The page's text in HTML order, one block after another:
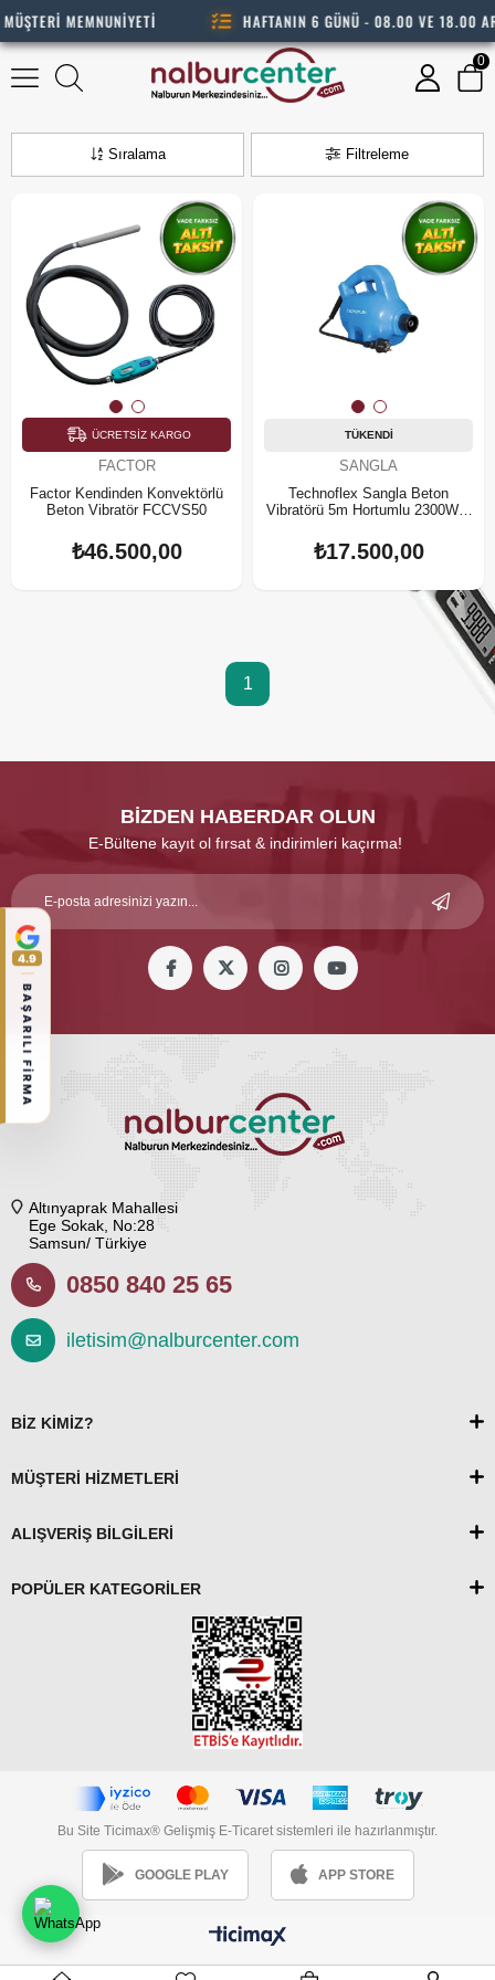
MEMNUNİYETİ HAFTANIN 6 GÜNÜ - 08.00 VE 18.00
4.9
BAŞARILI FİRMA
0
Beton Vibratörleri
Filtreleme
Sıralama
ÜCRETSIZ KARGO
FACTOR
Factor Kendinden Konvektörlü
Beton Vibratör FCCVS50
₺46.500,00
TÜKENDI
SANGLA
Technoflex Sangla Beton
Vibratörü 5m Hortumlu 2300W 5
₺17.500,00
1
BİZDEN HABERDAR OLUN
E-Bültene kayıt ol fırsat & indirimleri kaçırma!
Altınyaprak Mahallesi
Ege Sokak, No:28
Samsun/ Türkiye
0850 840 25 65
iletisim@nalburcenter.com
BİZ KİMİZ?
MÜŞTERİ HİZMETLERİ
ALIŞVERİŞ BİLGİLERİ
POPÜLER KATEGORİLER
Bu Site Ticimax® Gelişmiş E-Ticaret sistemleri ile hazırlanmıştır.
GOOGLE PLAY APP STORE